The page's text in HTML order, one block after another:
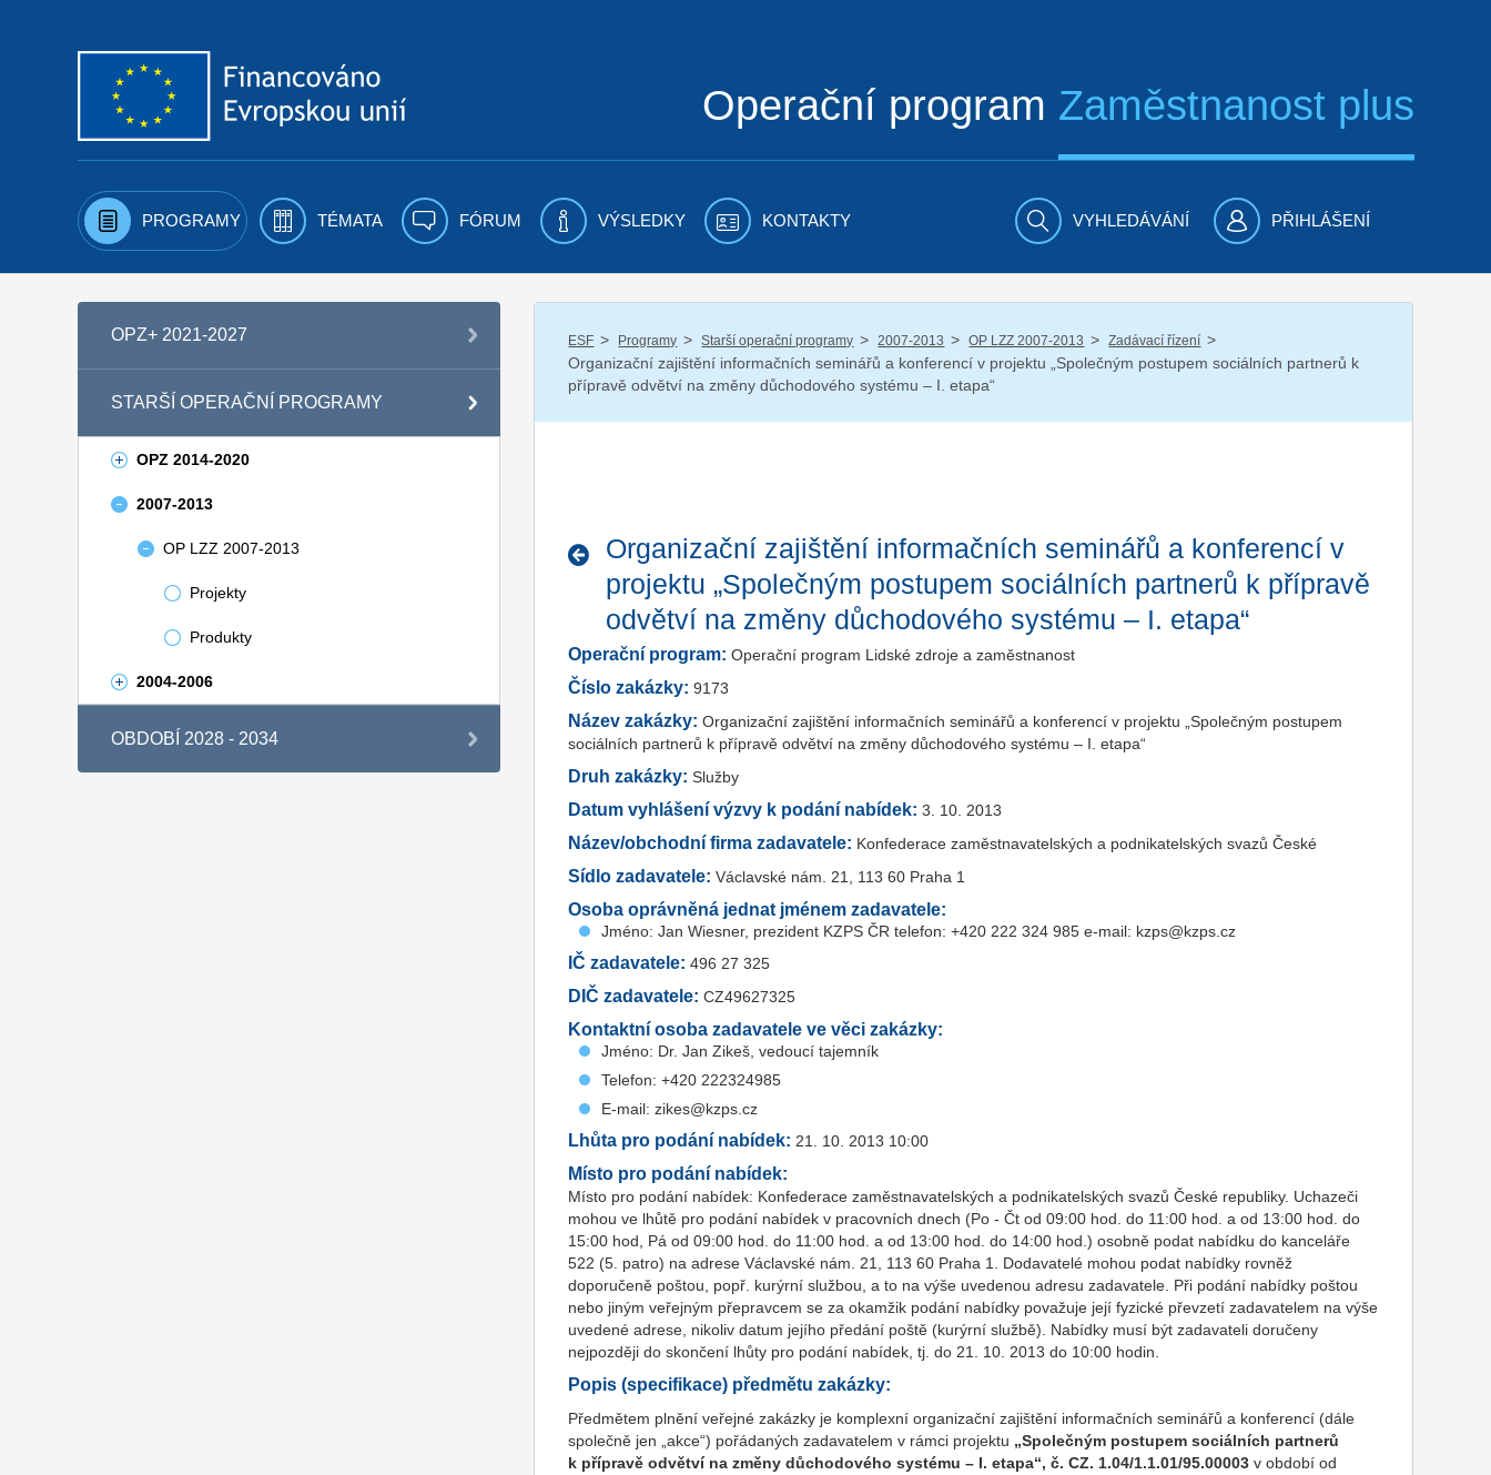
Operační program Zaměstnanost plus
PROGRAMY TÉMATA FÓRUM VÝSLEDKY KONTAKTY VYHLEDÁVÁNÍ PŘIHLÁŠENÍ
OPZ+ 2021-2027
STARŠÍ OPERAČNÍ PROGRAMY
OPZ 2014-2020
2007-2013
OP LZZ 2007-2013
Projekty
Produkty
2004-2006
OBDOBÍ 2028 - 2034
ESF / Programy / Starší operační programy / 2007-2013 / OP LZZ 2007-2013 / Zadávací řízení /
Organizační zajištění informačních seminářů a konferencí v projektu „Společným postupem sociálních partnerů k
přípravě odvětví na změny důchodového systému – I. etapa“
Organizační zajištění informačních seminářů a konferencí v
projektu „Společným postupem sociálních partnerů k přípravě
odvětví na změny důchodového systému – I. etapa“
Operační program: Operační program Lidské zdroje a zaměstnanost
Číslo zakázky: 9173
Název zakázky: Organizační zajištění informačních seminářů a konferencí v projektu „Společným postupem
sociálních partnerů k přípravě odvětví na změny důchodového systému – I. etapa“
Druh zakázky: Služby
Datum vyhlášení výzvy k podání nabídek: 3. 10. 2013
Název/obchodní firma zadavatele: Konfederace zaměstnavatelských a podnikatelských svazů České
Sídlo zadavatele: Václavské nám. 21, 113 60 Praha 1
Osoba oprávněná jednat jménem zadavatele:
Jméno: Jan Wiesner, prezident KZPS ČR telefon: +420 222 324 985 e-mail: kzps@kzps.cz
IČ zadavatele: 496 27 325
DIČ zadavatele: CZ49627325
Kontaktní osoba zadavatele ve věci zakázky:
Jméno: Dr. Jan Zikeš, vedoucí tajemník
Telefon: +420 222324985
E-mail: zikes@kzps.cz
Lhůta pro podání nabídek: 21. 10. 2013 10:00
Místo pro podání nabídek:
Místo pro podání nabídek: Konfederace zaměstnavatelských a podnikatelských svazů České republiky. Uchazeči
mohou ve lhůtě pro podání nabídek v pracovních dnech (Po - Čt od 09:00 hod. do 11:00 hod. a od 13:00 hod. do
15:00 hod, Pá od 09:00 hod. do 11:00 hod. a od 13:00 hod. do 14:00 hod.) osobně podat nabídku do kanceláře
522 (5. patro) na adrese Václavské nám. 21, 113 60 Praha 1. Dodavatelé mohou podat nabídky rovněž
doporučeně poštou, popř. kurýrní službou, a to na výše uvedenou adresu zadavatele. Při podání nabídky poštou
nebo jiným veřejným přepravcem se za okamžik podání nabídky považuje její fyzické převzetí zadavatelem na výše
uvedené adrese, nikoliv datum jejího předání poště (kurýrní službě). Nabídky musí být zadavateli doručeny
nejpozději do skončení lhůty pro podání nabídek, tj. do 21. 10. 2013 do 10:00 hodin.
Popis (specifikace) předmětu zakázky:
Předmětem plnění veřejné zakázky je komplexní organizační zajištění informačních seminářů a konferencí (dále
společně jen „akce“) pořádaných zadavatelem v rámci projektu „Společným postupem sociálních partnerů
k přípravě odvětví na změny důchodového systému – I. etapa“, č. CZ. 1.04/1.1.01/95.00003 v období od